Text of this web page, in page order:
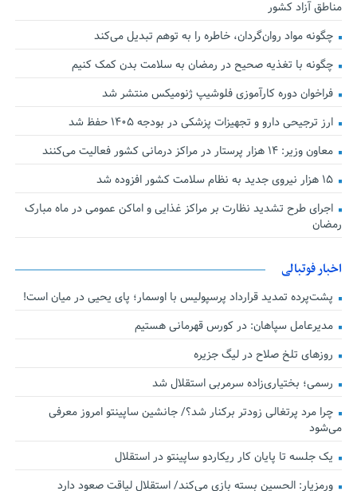
مناطق آزاد کشور
چگونه مواد روان‌گردان، خاطره را به توهم تبدیل می‌کند
چگونه با تغذیه صحیح در رمضان به سلامت بدن کمک کنیم
فراخوان دوره کارآموزی فلوشیپ ژنومیکس منتشر شد
ارز ترجیحی دارو و تجهیزات پزشکی در بودجه ۱۴۰۵ حفظ شد
معاون وزیر: ۱۴ هزار پرستار در مراکز درمانی کشور فعالیت می‌کنند
۱۵ هزار نیروی جدید به نظام سلامت کشور افزوده شد
اجرای طرح تشدید نظارت بر مراکز غذایی و اماکن عمومی در ماه مبارک
رمضان
اخبار فوتبالی
پشت‌پرده تمدید قرارداد پرسپولیس با اوسمار؛ پای یحیی در میان است!
مدیرعامل سپاهان: در کورس قهرمانی هستیم
روزهای تلخ صلاح در لیگ جزیره
رسمی؛ بختیاری‌زاده سرمربی استقلال شد
چرا مرد پرتغالی زودتر برکنار شد؟/ جانشین ساپینتو امروز معرفی
می‌شود
یک جلسه تا پایان کار ریکاردو ساپینتو در استقلال
ورمزیار: الحسین بسته بازی می‌کند/ استقلال لیاقت صعود دارد